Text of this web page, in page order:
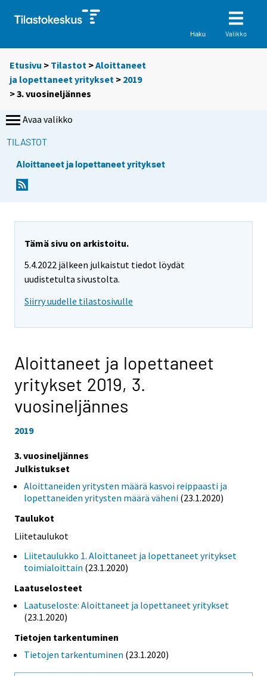
Haku Valikko
Etusivu > Tilastot >Aloittaneet
ja lopettaneet yritykset > 2019
>3. vuosineljännes
Avaa valikko
TILASTOT
Aloittaneet ja lopettaneet yritykset
Tämä sivu on arkistoitu.
5.4.2022 jälkeen julkaistut tiedot löydät
uudistetulta sivustolta.
Siirry uudelle tilastosivulle
Aloittaneet ja lopettaneet
yritykset 2019, 3.
vuosineljännes
2019
3. vuosineljännes
Julkistukset
Aloittaneiden yritysten määrä kasvoi reippaasti ja
lopettaneiden yritysten määrä väheni (23.1.2020)
Taulukot
Liitetaulukot
Liitetaulukko 1. Aloittaneet ja lopettaneet yritykset
toimialoittain (23.1.2020)
Laatuselosteet
Laatuseloste: Aloittaneet ja lopettaneet yritykset
(23.1.2020)
Tietojen tarkentuminen
Tietojen tarkentuminen (23.1.2020)